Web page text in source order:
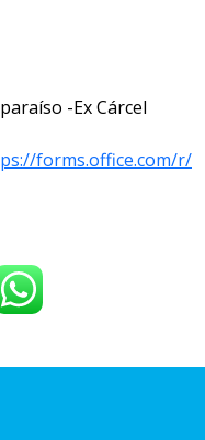
-Ex Cárcel
forms.office.com/r/